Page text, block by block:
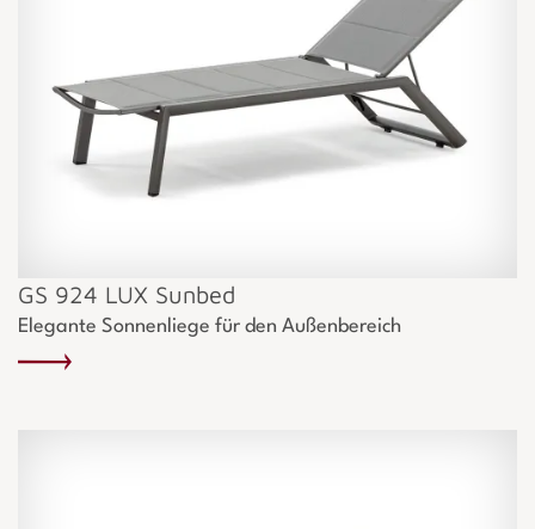
GS 924 LUX Sunbed
Elegante Sonnenliege für den Außenbereich